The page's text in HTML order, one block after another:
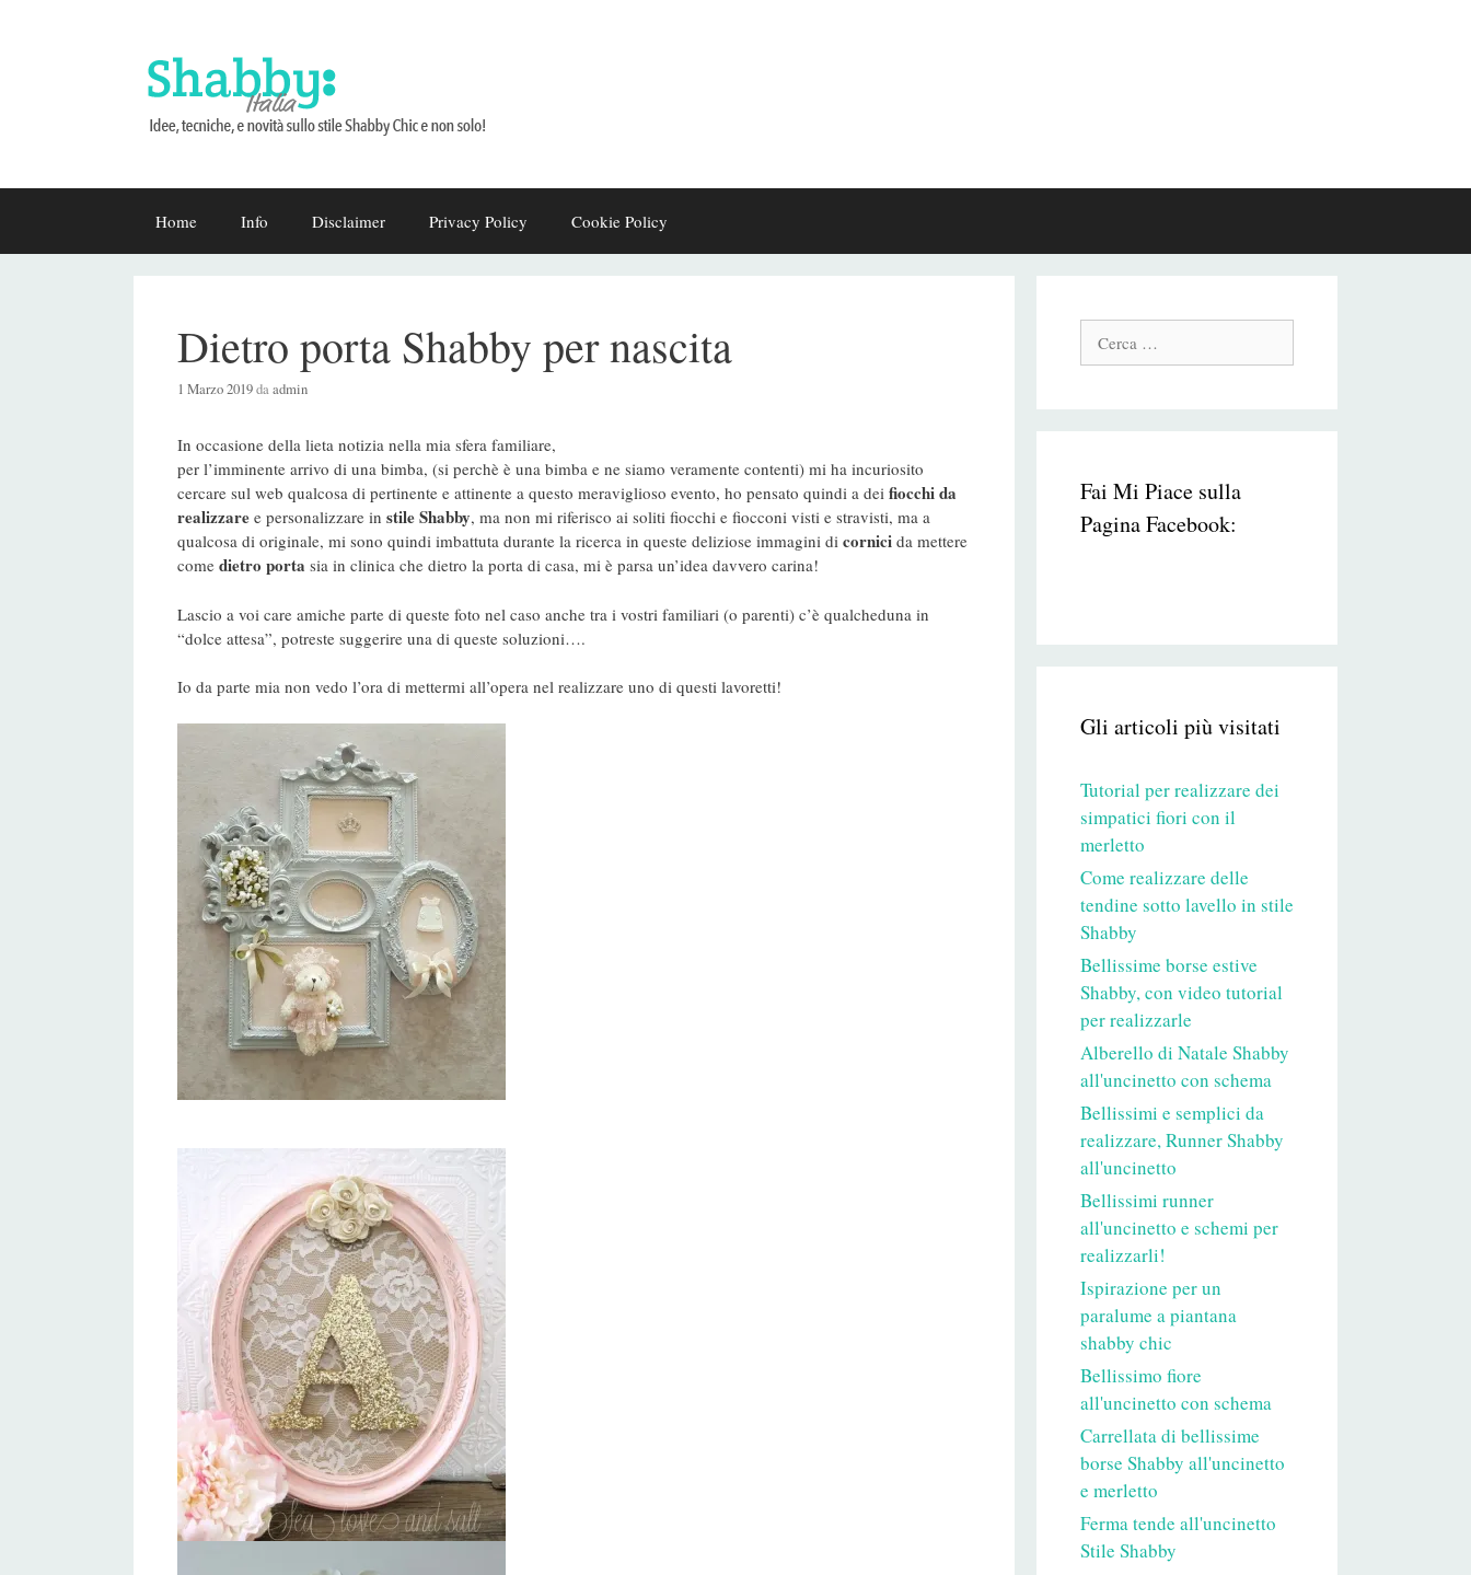
Home Info Disclaimer Privacy Policy Cookie Policy
Dietro porta Shabby per nascita
1 Marzo 2019daadmin
In occasione della lieta notizia nella mia sfera familiare,
per l’imminente arrivo di una bimba, (si perchè è una bimba e ne siamo veramente contenti) mi ha incuriosito
cercare sul web qualcosa di pertinente e attinente a questo meraviglioso evento, ho pensato quindi a dei fiocchi da
realizzare e personalizzare in stile Shabby, ma non mi riferisco ai soliti fiocchi e fiocconi visti e stravisti, ma a
qualcosa di originale, mi sono quindi imbattuta durante la ricerca in queste deliziose immagini di cornici da mettere
come dietro porta sia in clinica che dietro la porta di casa, mi è parsa un’idea davvero carina!
Lascio a voi care amiche parte di queste foto nel caso anche tra i vostri familiari (o parenti) c’è qualcheduna in
“dolce attesa”, potreste suggerire una di queste soluzioni….
Io da parte mia non vedo l’ora di mettermi all’opera nel realizzare uno di questi lavoretti!
Cerca:
Fai Mi Piace sulla
Pagina Facebook:
Gli articoli più visitati
Tutorial per realizzare dei
simpatici fiori con il
merletto
Come realizzare delle
tendine sotto lavello in stile
Shabby
Bellissime borse estive
Shabby, con video tutorial
per realizzarle
Alberello di Natale Shabby
all'uncinetto con schema
Bellissimi e semplici da
realizzare, Runner Shabby
all'uncinetto
Bellissimi runner
all'uncinetto e schemi per
realizzarli!
Ispirazione per un
paralume a piantana
shabby chic
Bellissimo fiore
all'uncinetto con schema
Carrellata di bellissime
borse Shabby all'uncinetto
e merletto
Ferma tende all'uncinetto
Stile Shabby